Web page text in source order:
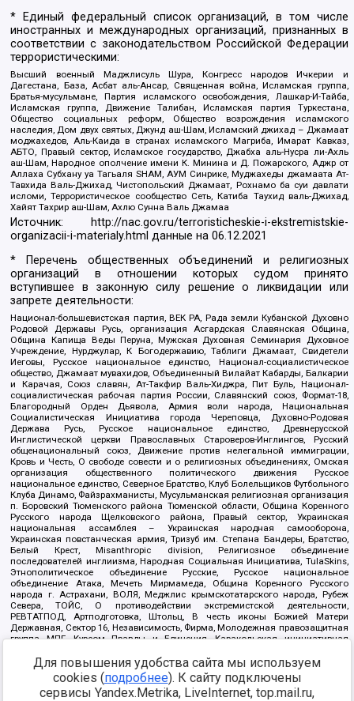
* Единый федеральный список организаций, в том числе
иностранных и международных организаций, признанных в
соответствии с законодательством Российской Федерации
террористическими:
Высший военный Маджлисуль Шура, Конгресс народов Ичкерии и
Дагестана, База, Асбат аль-Ансар, Священная война, Исламская группа,
Братья-мусульмане, Партия исламского освобождения, Лашкар-И-Тайба,
Исламская группа, Движение Талибан, Исламская партия Туркестана,
Общество социальных реформ, Общество возрождения исламского
наследия, Дом двух святых, Джунд аш-Шам, Исламский джихад – Джамаат
моджахедов, Аль-Каида в странах исламского Магриба, Имарат Кавказ,
АБТО, Правый сектор, Исламское государство, Джабха аль-Нусра ли-Ахль
аш-Шам, Народное ополчение имени К. Минина и Д. Пожарского, Аджр от
Аллаха Субхану уа Тагьаля SHAM, АУМ Синрике, Муджахеды джамаата Ат-
Тавхида Валь-Джихад, Чистопольский Джамаат, Рохнамо ба суи давлати
исломи, Террористическое сообщество Сеть, Катиба Таухид валь-Джихад,
Хайят Тахрир аш-Шам, Ахлю Сунна Валь Джамаа
Источник:
http://nac.gov.ru/terroristicheskie-i-ekstremistskie-
organizacii-i-materialy.html данные на06.12.2021
* Перечень общественных объединений и религиозных
организаций в отношении которых судом принято
вступившее в законную силу решение о ликвидации или
запрете деятельности:
Национал-большевистская партия, ВЕК РА, Рада земли Кубанской Духовно
Родовой Державы Русь, организация Асгардская Славянская Община,
Община Капища Веды Перуна, Мужская Духовная Семинария Духовное
Учреждение, Нурджулар, К Богодержавию, Таблиги Джамаат, Свидетели
Иеговы, Русское национальное единство, Национал-социалистическое
общество, Джамаат мувахидов, Объединенный Вилайат Кабарды, Балкарии
и Карачая, Союз славян, Ат-Такфир Валь-Хиджра, Пит Буль, Национал-
социалистическая рабочая партия России, Славянский союз, Формат-18,
Благородный Орден Дьявола, Армия воли народа, Национальная
Социалистическая Инициатива города Череповца, Духовно-Родовая
Держава Русь, Русское национальное единство, Древнерусской
Инглистической церкви Православных Староверов-Инглингов, Русский
общенациональный союз, Движение против нелегальной иммиграции,
Кровь и Честь, О свободе совести и о религиозных объединениях, Омская
организация общественного политического движения Русское
национальное единство, Северное Братство, Клуб Болельщиков Футбольного
Клуба Динамо, Файзрахманисты, Мусульманская религиозная организация
п. Боровский Тюменского района Тюменской области, Община Коренного
Русского народа Щелковского района, Правый сектор, Украинская
национальная ассамблея – Украинская народная самооборона,
Украинская повстанческая армия, Тризуб им. Степана Бандеры, Братство,
Белый Крест, Misanthropic division, Религиозное объединение
последователей инглиизма, Народная Социальная Инициатива, TulaSkins,
Этнополитическое объединение Русские, Русское национальное
объединение Атака, Мечеть Мирмамеда, Община Коренного Русского
народа г. Астрахани, ВОЛЯ, Меджлис крымскотатарского народа, Рубеж
Севера, ТОЙС, О противодействии экстремистской деятельности,
РЕВТАТПОД, Артподготовка, Штольц, В честь иконы Божией Матери
Державная, Сектор 16, Независимость, Фирма, Молодежная правозащитная
группа МПГ, Курсом Правды и Единения, Каракольская инициативная
Благотворительный пансионат Ак Умут, Русская республика Русь,
Арестантское уголовное единство, Башкорт, Нация и свобода, W.H.С., Фалунь
Дафа, Иртыш Ultras, Русский Патриотический клуб-Новокузнецк/РПК,
Сибирский державный союз, Фонд борьбы с коррупцией, Фонд защиты прав
Для повышения удобства сайта мы используем
cookies (подробнее). К сайту подключены
сервисы Yandex.Metrika, LiveInternet, top.mail.ru,